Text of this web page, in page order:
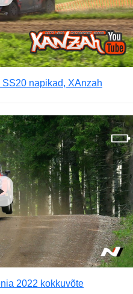
napikad, XAnzah
2022 kokkuvõte